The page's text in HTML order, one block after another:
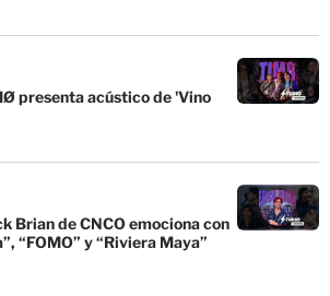
presenta acústico de 'Vino
Brian de CNCO emociona con
“FOMO” y “Riviera Maya”